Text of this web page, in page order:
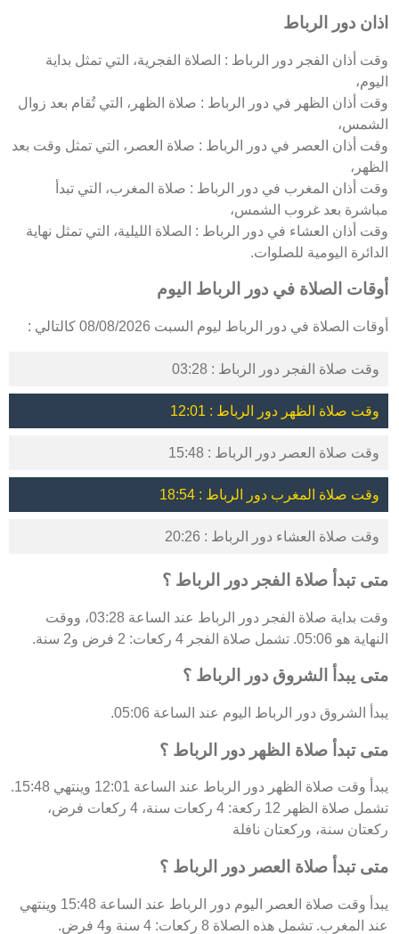
اذان دور الرباط
وقت أذان الفجر دور الرباط : الصلاة الفجرية، التي تمثل بداية
اليوم،
وقت أذان الظهر في دور الرباط : صلاة الظهر، التي تُقام بعد زوال
الشمس،
وقت أذان العصر في دور الرباط : صلاة العصر، التي تمثل وقت بعد
الظهر،
وقت أذان المغرب في دور الرباط : صلاة المغرب، التي تبدأ
مباشرة بعد غروب الشمس،
وقت أذان العشاء في دور الرباط : الصلاة الليلية، التي تمثل نهاية
الدائرة اليومية للصلوات.
أوقات الصلاة في دور الرباط اليوم
أوقات الصلاة في دور الرباط ليوم السبت 08/08/2026 كالتالي :
وقت صلاة الفجر دور الرباط : 03:28
وقت صلاة الظهر دور الرباط : 12:01
وقت صلاة العصر دور الرباط : 15:48
وقت صلاة المغرب دور الرباط : 18:54
وقت صلاة العشاء دور الرباط : 20:26
متى تبدأ صلاة الفجر دور الرباط ؟
وقت بداية صلاة الفجر دور الرباط عند الساعة 03:28، ووقت
النهاية هو 05:06. تشمل صلاة الفجر 4 ركعات: 2 فرض و2 سنة.
متى يبدأ الشروق دور الرباط ؟
يبدأ الشروق دور الرباط اليوم عند الساعة 05:06.
متى تبدأ صلاة الظهر دور الرباط ؟
يبدأ وقت صلاة الظهر دور الرباط عند الساعة 12:01 وينتهي 15:48.
تشمل صلاة الظهر 12 ركعة: 4 ركعات سنة، 4 ركعات فرض،
ركعتان سنة، وركعتان نافلة
متى تبدأ صلاة العصر دور الرباط ؟
يبدأ وقت صلاة العصر اليوم دور الرباط عند الساعة 15:48 وينتهي
عند المغرب. تشمل هذه الصلاة 8 ركعات: 4 سنة و4 فرض.